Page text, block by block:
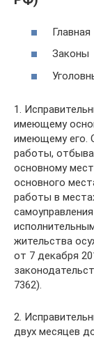
Главная
Законы
1.
имеющему
имеющему его.
работы,
основному
основного
работы в
жительства
от 7 декабря
7362).
2.
двух месяцев